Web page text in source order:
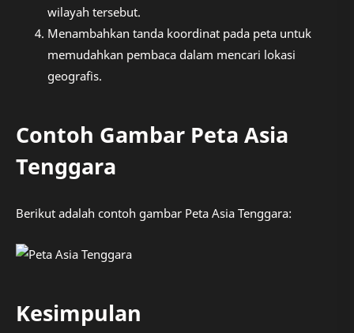
wilayah tersebut.
Menambahkan tanda koordinat pada peta untuk
memudahkan pembaca dalam mencari lokasi
geografis.
Contoh Gambar Peta Asia
Tenggara
Berikut adalah contoh gambar Peta Asia Tenggara:
Kesimpulan